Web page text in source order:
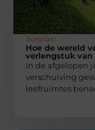
Bonefast
Hoe de wereld
verlengstuk
In de afgelopen
verschuiving
leefruimtes